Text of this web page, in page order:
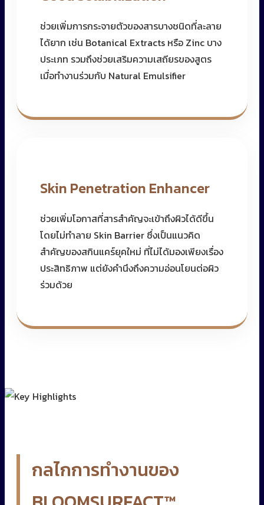
ช่วยเพิ่มการกระจายตัวของสารบางชนิดที่ละลาย
ได้ยาก เช่น Botanical Extracts หรือ Zinc บาง
ประเภท รวมถึงช่วยเสริมความเสถียรของสูตร
เมื่อทำงานร่วมกับ Natural Emulsifier
Skin Penetration Enhancer
ช่วยเพิ่มโอกาสที่สารสำคัญจะเข้าถึงผิวได้ดีขึ้น
โดยไม่ทำลาย Skin Barrier ซึ่งเป็นแนวคิด
สำคัญของสกินแคร์ยุคใหม่ ที่ไม่ได้มองเพียงเรื่อง
ประสิทธิภาพ แต่ยังคำนึงถึงความอ่อนโยนต่อผิว
ร่วมด้วย
กลไกการทำงานของ